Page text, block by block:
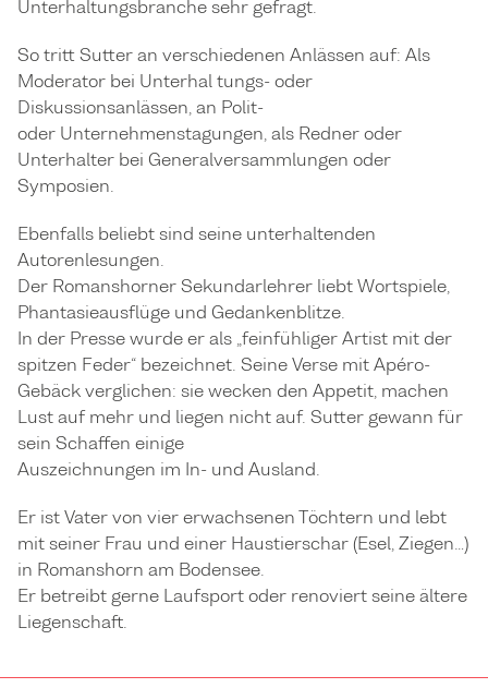
Unterhaltungsbranche sehr gefragt.
So tritt Sutter an verschiedenen Anlässen auf: Als
Moderator bei Unterhal tungs- oder
Diskussionsanlässen, an Polit-
oder Unternehmenstagungen, als Redner oder
Unterhalter bei Generalversammlungen oder
Symposien.
Ebenfalls beliebt sind seine unterhaltenden
Autorenlesungen.
Der Romanshorner Sekundarlehrer liebt Wortspiele,
Phantasieausflüge und Gedankenblitze.
In der Presse wurde er als „feinfühliger Artist mit der
spitzen Feder“ bezeichnet. Seine Verse mit Apéro-
Gebäck verglichen: sie wecken den Appetit, machen
Lust auf mehr und liegen nicht auf. Sutter gewann für
sein Schaffen einige
Auszeichnungen im In- und Ausland.
Er ist Vater von vier erwachsenen Töchtern und lebt
mit seiner Frau und einer Haustierschar (Esel, Ziegen…)
in Romanshorn am Bodensee.
Er betreibt gerne Laufsport oder renoviert seine ältere
Liegenschaft.